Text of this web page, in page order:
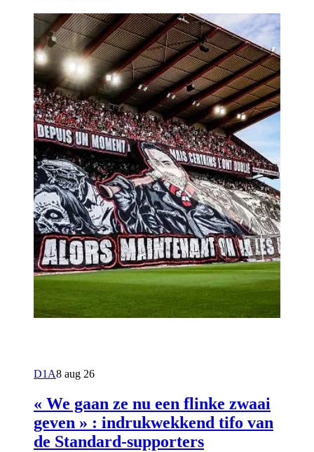
D1A8 aug 26
« We gaan ze nu een flinke zwaai
geven » : indrukwekkend tifo van
de Standard-supporters